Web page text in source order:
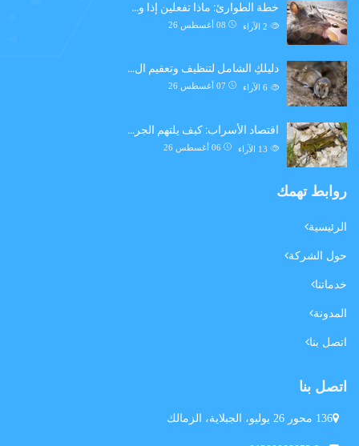
خطة الطوارئ: ماذا تفعلين إذا و…
08 أغسطس 26 الآراء
دليلكِ الشامل لتنظيف وتعقيم ال…
07 أغسطس 26 الآراء
اقتصاد الأسراب: كيف يلتهم الجر…
06 أغسطس 26 الآراء
روابط تهمك
الرئيسية
حول الشركة
خدماتنا
المدونة
اتصل بنا
اتصل بنا
136 محور 26 يوليو، الجبلاية، الزمالك